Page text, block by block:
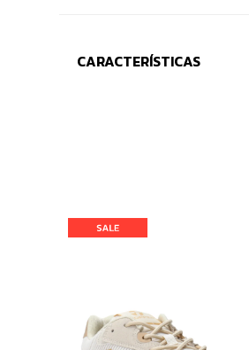
CARACTERÍSTICAS